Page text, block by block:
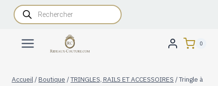
AllerRecherche
de
produits
0
Accueil /Boutique /TRINGLES, RAILS ET ACCESSOIRES /Tringle à